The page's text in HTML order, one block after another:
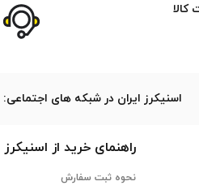
اسنیکرز ایران در شبکه های اجتماعی:
راهنمای خرید از اسنیکرز
نحوه ثبت سفارش